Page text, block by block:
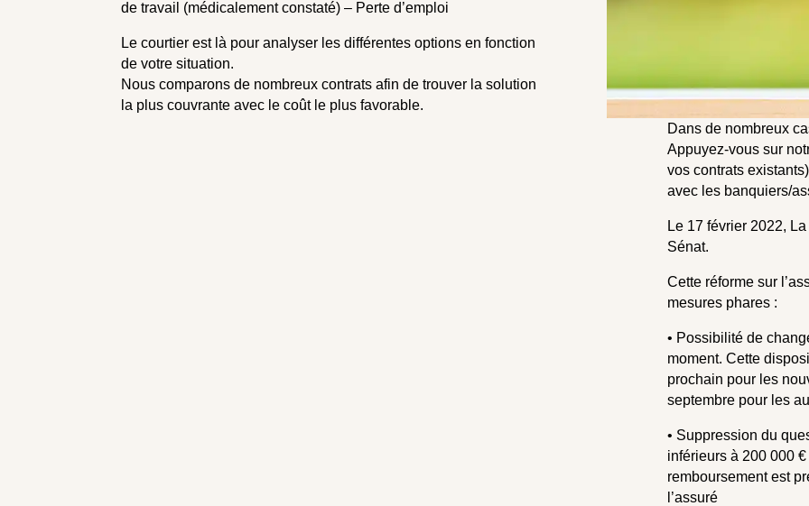
de travail (médicalement constaté) – Perte d’emploi
Le courtier est là pour analyser les différentes options en fonction
de votre situation.
Nous comparons de nombreux contrats afin de trouver la solution
la plus couvrante avec le coût le plus favorable.
Dans de nombreux
Appuyez-vous sur
vos contrats
avec les banquiers/
Le 17 février 2022,
Sénat.
Cette réforme sur
mesures phares :
• Possibilité de
moment. Cette
prochain pour les
septembre pour les
• Suppression du
inférieurs à 200 000
remboursement est
l’assuré